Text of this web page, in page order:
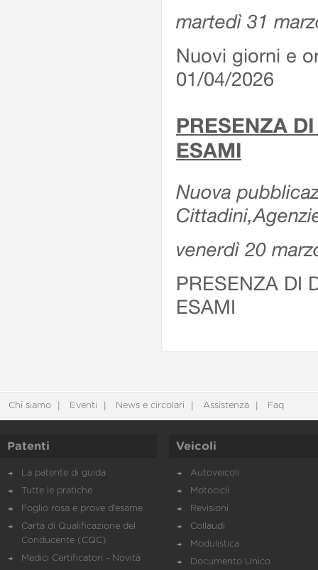
martedì 31
Nuovi giorni e
01/04/2026
PRESENZA
ESAMI
Nuova
venerdì 20
PRESENZA DI
ESAMI
Chi siamo Eventi News e circolari Assistenza Faq
Patenti
La patente di guida
Tutte le pratiche
Foglio rosa e prove d’esame
Carta di Qualificazione del
Conducente (CQC)
Medici Certificatori - Novità
Veicoli
Autoveicoli
Motocicli
Revisioni
Collaudi
Modulistica
Documento Unico